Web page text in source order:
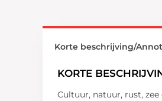
Korte beschrijving/
KORTE
Cultuur, natuur, rust,